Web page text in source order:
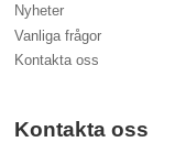
Nyheter
Vanliga frågor
Kontakta oss
Kontakta oss